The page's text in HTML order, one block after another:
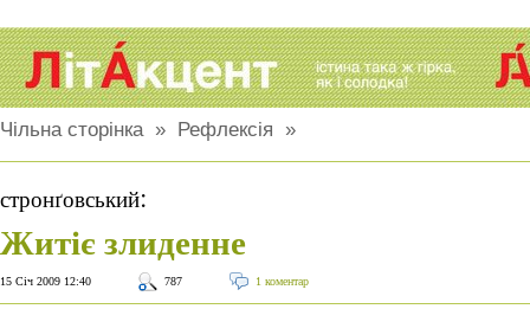
Чільна сторінка» Рефлексія »
стронґовський:
Житіє злиденне
15 Січ 2009 12:40 787 1 коментар